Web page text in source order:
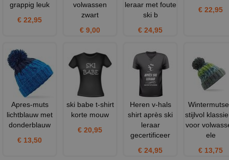
grappig leuk
€ 22,95
volwassen
zwart
€ 9,00
leraar met foute
ski b
€ 24,95
€ 22,95
Apres-muts
lichtblauw met
donderblauw
€ 13,50
ski babe t-shirt
korte mouw
€ 20,95
Heren v-hals
shirt après ski
leraar
gecertificeer
€ 24,95
stijlvol
voor
ele
€ 13,75